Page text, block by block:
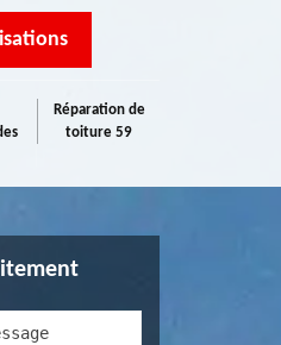
Réparation de
toiture 59